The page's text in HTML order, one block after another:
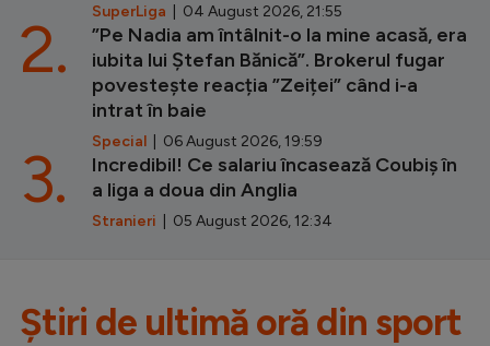
SuperLiga | 04 August 2026, 21:55
”Pe Nadia am întâlnit-o la mine acasă, era
iubita lui Ștefan Bănică”. Brokerul fugar
povestește reacția ”Zeiței” când i-a
intrat în baie
Special | 06 August 2026, 19:59
2.
Incredibil! Ce salariu încasează Coubiș în
a liga a doua din Anglia
Stranieri | 05 August 2026, 12:34
3.
Știri de ultimă oră din sport